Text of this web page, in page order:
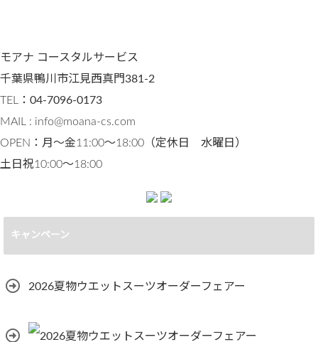
モアナ コースタルサービス
千葉県鴨川市江見西真門381-2
TEL： 04-7096-0173
MAIL : info@moana-cs.com
OPEN：月〜金11:00～18:00（定休日 水曜日）
土日祝10:00〜18:00
キャンペーン
2026夏物ウエットスーツオーダーフェアー